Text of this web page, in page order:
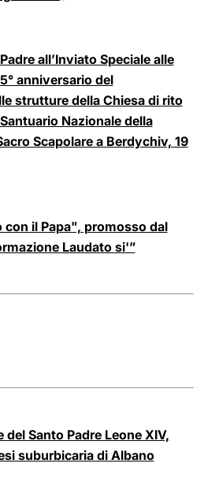
all’Inviato Speciale alle
anniversario del
strutture della Chiesa di rito
Nazionale della
Scapolare a Berdychiv, 19
il Papa", promosso dal
Laudato si'”
Santo Padre Leone XIV,
suburbicaria di Albano